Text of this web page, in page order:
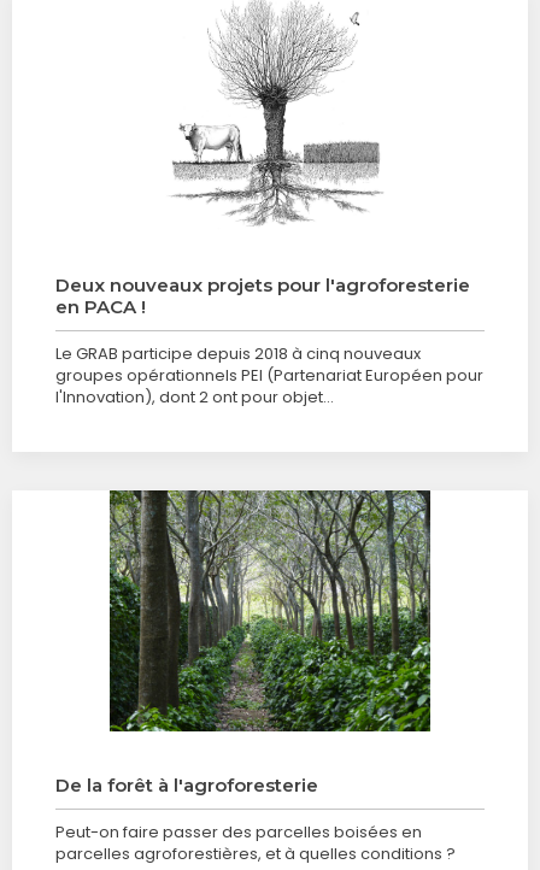
Deux nouveaux projets pour l'agroforesterie
en PACA !
Le GRAB participe depuis 2018 à cinq nouveaux
groupes opérationnels PEI (Partenariat Européen pour
l'Innovation), dont 2 ont pour objet…
De la forêt à l'agroforesterie
Peut-on faire passer des parcelles boisées en
parcelles agroforestières, et à quelles conditions ?